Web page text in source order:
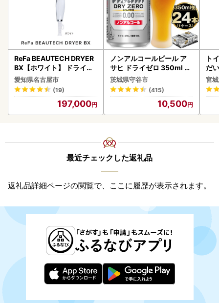
ReFa BEAUTECH DRYER
BX【ホワイト】 ドライヤ
ー 美容 家電 ドライヤー リ
ファ
愛知県名古屋市
(19)
197,000
ノンアルコールビール ア
サヒ ドライゼロ 350ml 24
本 ノンアル ビール asashi
守谷市
茨城県守谷市
(415)
10,500
ト
だ
6ロ
宮
最近チェックした返礼品
返礼品詳細ページの閲覧で、ここに履歴が表示されます。